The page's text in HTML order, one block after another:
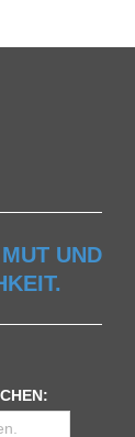
UND